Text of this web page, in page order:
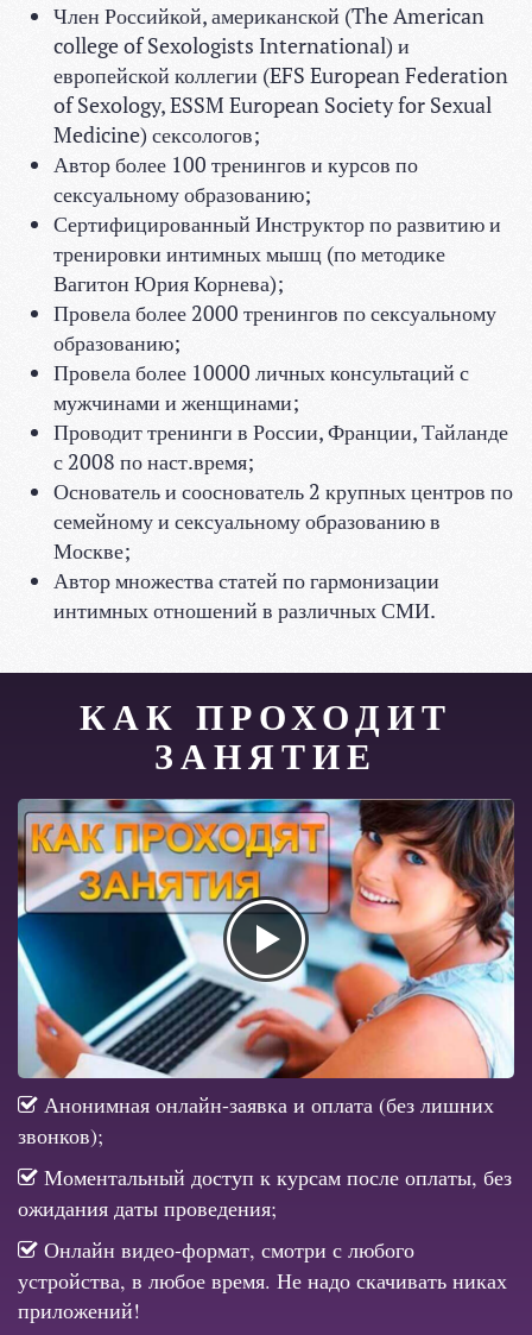
Член Российкой, американской (The American
college of Sexologists International) и
европейской коллегии (EFS European Federation
of Sexology, ESSM European Society for Sexual
Medicine) сексологов;
Автор более 100 тренингов и курсов по
сексуальному образованию;
Сертифицированный Инструктор по развитию и
тренировки интимных мышц (по методике
Вагитон Юрия Корнева);
Провела более 2000 тренингов по сексуальному
образованию;
Провела более 10000 личных консультаций с
мужчинами и женщинами;
Проводит тренинги в России, Франции, Тайланде
с 2008 по наст.время;
Основатель и сооснователь 2 крупных центров по
семейному и сексуальному образованию в
Москве;
Автор множества статей по гармонизации
интимных отношений в различных СМИ.
КАК ПРОХОДИТ
ЗАНЯТИЕ
Анонимная онлайн-заявка и оплата (без лишних
звонков);
Моментальный доступ к курсам после оплаты, без
ожидания даты проведения;
Онлайн видео-формат, смотри с любого
устройства, в любое время. Не надо скачивать никах
приложений!